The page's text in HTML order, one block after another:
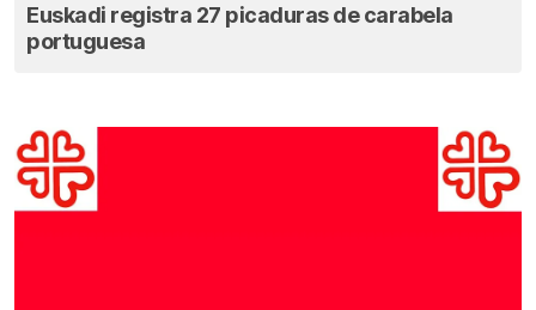
Euskadi registra 27 picaduras de carabela
portuguesa